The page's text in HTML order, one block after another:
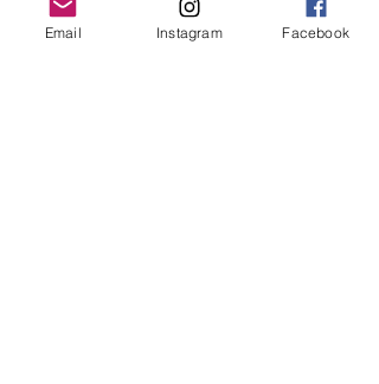
Email Instagram Facebook